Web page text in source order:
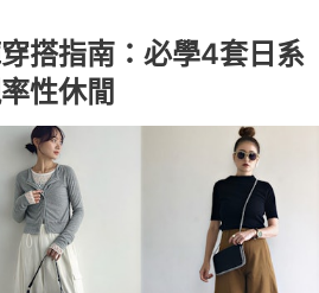
搭指南：必學4套日系
性休閒